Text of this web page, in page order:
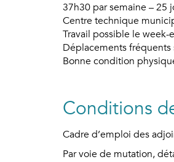
37h30 par semaine – 25
Centre technique
Travail possible le week-
Déplacements
Bonne condition
Conditions
Cadre d’emploi des
Par voie de mutation,